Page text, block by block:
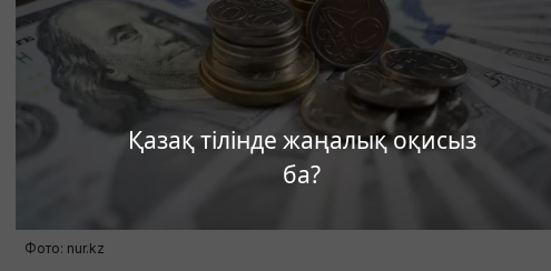
Қазақ тілінде жаңалық оқисыз
ба?
Фото: nur.kz